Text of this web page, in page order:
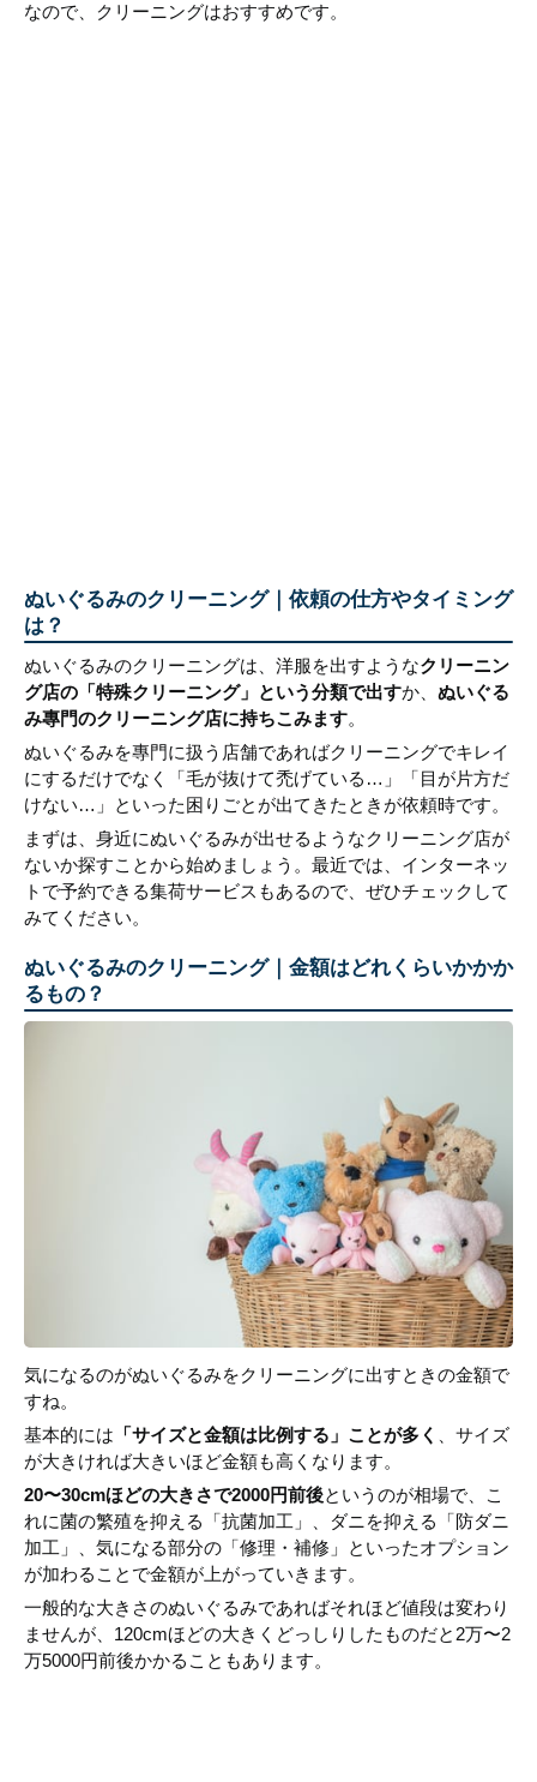
なので、クリーニングはおすすめです。
ぬいぐるみのクリーニング｜依頼の仕方やタイミング
は？
ぬいぐるみのクリーニングは、洋服を出すようなクリーニン
グ店の「特殊クリーニング」という分類で出すか、 ぬいぐる
み專門のクリーニング店に持ちこみます。
ぬいぐるみを專門に扱う店舗であればクリーニングでキレイ
にするだけでなく「毛が抜けて禿げている…」「目が片方だ
けない…」といった困りごとが出てきたときが依頼時です。
まずは、身近にぬいぐるみが出せるようなクリーニング店が
ないか探すことから始めましょう。最近では、インターネッ
トで予約できる集荷サービスもあるので、ぜひチェックして
みてください。
ぬいぐるみのクリーニング｜金額はどれくらいかかか
るもの？
気になるのがぬいぐるみをクリーニングに出すときの金額で
すね。
基本的には 「サイズと金額は比例する」ことが多く
、サイズ
が大きければ大きいほど金額も高くなります。
20〜30cmほどの大きさで2000円前後というのが相場で、こ
れに菌の繁殖を抑える「抗菌加工」、ダニを抑える「防ダニ
加工」、気になる部分の「修理・補修」といったオプション
が加わることで金額が上がっていきます。
一般的な大きさのぬいぐるみであればそれほど値段は変わり
ませんが、120cmほどの大きくどっしりしたものだと2万〜2
万5000円前後かかることもあります。